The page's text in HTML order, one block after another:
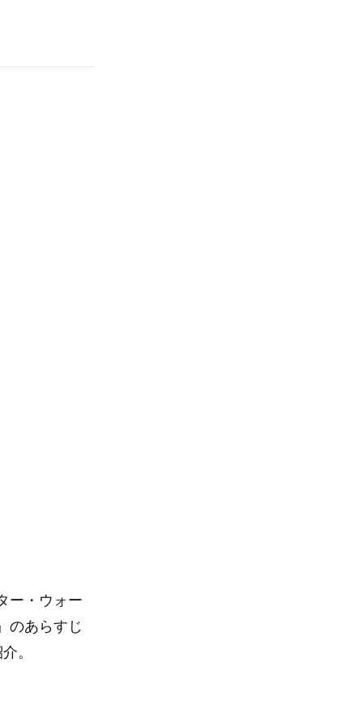
ー・ウォー
のあらすじ
。